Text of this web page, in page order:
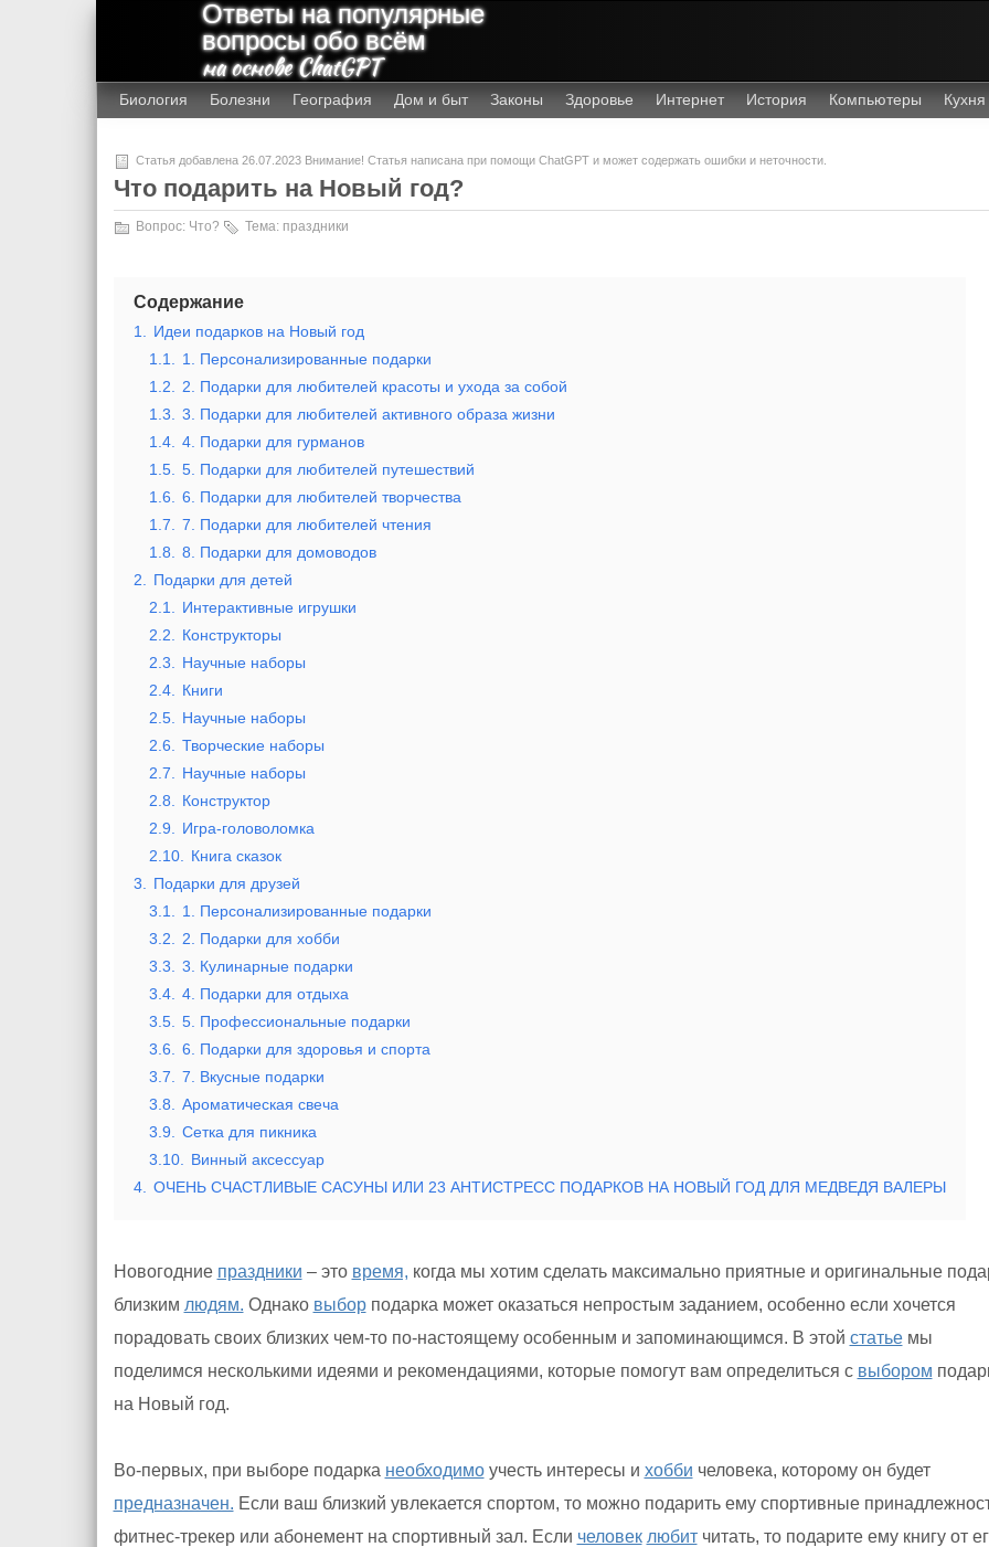
Ответы на популярные
вопросы обо всём
на основе ChatGPT
Биология Болезни География Дом и быт Законы Здоровье Интернет История Компьютеры Кухня
Статья добавлена 26.07.2023 Внимание! Статья написана при помощи ChatGPT и может содержать ошибки и неточности.
Что подарить на Новый год?
Вопрос: Что? Тема: праздники
Содержание
1.
Идеи подарков на Новый год
1.1.
1. Персонализированные подарки
1.2.
2. Подарки для любителей красоты и ухода за собой
1.3.
3. Подарки для любителей активного образа жизни
1.4.
4. Подарки для гурманов
1.5.
5. Подарки для любителей путешествий
1.6.
6. Подарки для любителей творчества
1.7.
7. Подарки для любителей чтения
1.8.
8. Подарки для домоводов
2.
Подарки для детей
2.1.
Интерактивные игрушки
2.2.
Конструкторы
2.3.
Научные наборы
2.4.
Книги
2.5.
Научные наборы
2.6.
Творческие наборы
2.7.
Научные наборы
2.8.
Конструктор
2.9.
Игра-головоломка
2.10.
Книга сказок
3.
Подарки для друзей
3.1.
1. Персонализированные подарки
3.2.
2. Подарки для хобби
3.3.
3. Кулинарные подарки
3.4.
4. Подарки для отдыха
3.5.
5. Профессиональные подарки
3.6.
6. Подарки для здоровья и спорта
3.7.
7. Вкусные подарки
3.8.
Ароматическая свеча
3.9.
Сетка для пикника
3.10.
Винный аксессуар
4.
ОЧЕНЬ СЧАСТЛИВЫЕ САСУНЫ ИЛИ 23 АНТИСТРЕСС ПОДАРКОВ НА НОВЫЙ ГОД ДЛЯ МЕДВЕДЯ ВАЛЕРЫ
Новогодние праздники – это время, когда мы хотим сделать максимально приятные и оригинальные
близким людям. Однако выборподарка может оказаться непростым заданием, особенно если хочется
порадовать своих близких чем-то по-настоящему особенным и запоминающимся. В этой статьемы
поделимся несколькими идеями и рекомендациями, которые помогут вам определиться с выбором
на Новый год.
Во-первых, при выборе подарка необходимоучесть интересы и хобби человека, которому он будет
предназначен. Если ваш близкий увлекается спортом, то можно подарить ему спортивные
фитнес-трекер или абонемент на спортивный зал. Если человек любитчитать, то подарите ему книгу от